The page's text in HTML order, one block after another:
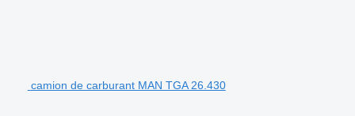
camion de carburant MAN TGA 26.430